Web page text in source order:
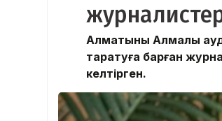
Алматының Алмалы
таратуға барған
келтірген.